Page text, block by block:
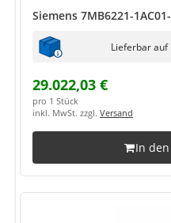
Siemens 7MB6221-
Lieferbar auf
29.022,03 €
pro 1 Stück
inkl. MwSt. zzgl. Versand
In